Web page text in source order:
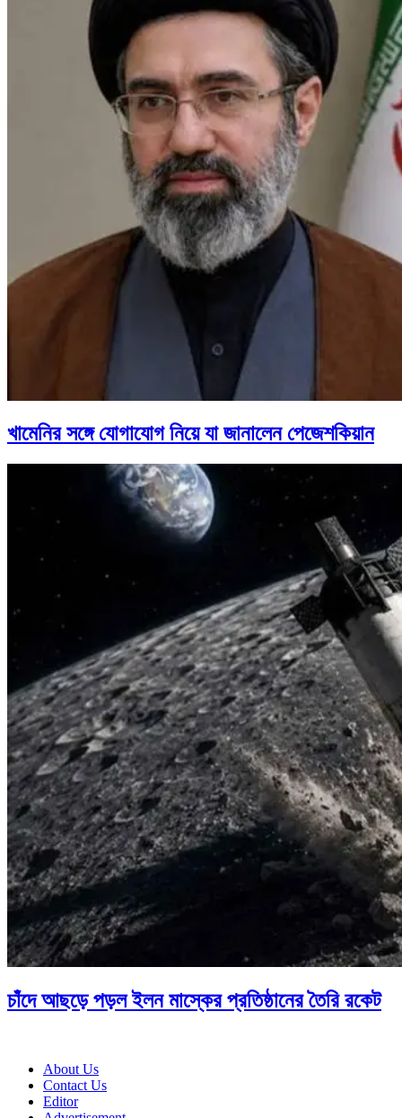
খামেনির সঙ্গে যোগাযোগ নিয়ে যা জানালেন পেজেশকিয়ান
চাঁদে আছড়ে পড়ল ইলন মাস্কের প্রতিষ্ঠানের তৈরি রকেট
About Us
Contact Us
Editor